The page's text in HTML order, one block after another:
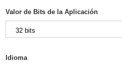
Valor de Bits de la Aplicación
Idioma